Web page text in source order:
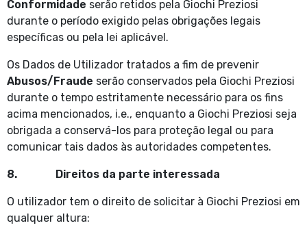
Conformidade serão retidos pela Giochi Preziosi
durante o período exigido pelas obrigações legais
específicas ou pela lei aplicável.
Os Dados de Utilizador tratados a fim de prevenir
Abusos/Fraude serão conservados pela Giochi Preziosi
durante o tempo estritamente necessário para os fins
acima mencionados, i.e., enquanto a Giochi Preziosi seja
obrigada a conservá-los para proteção legal ou para
comunicar tais dados às autoridades competentes.
8. Direitos da parte interessada
O utilizador tem o direito de solicitar à Giochi Preziosi em
qualquer altura: